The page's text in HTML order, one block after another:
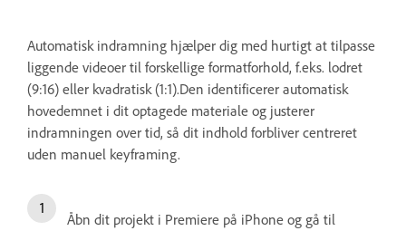
Automatisk indramning hjælper dig med hurtigt at tilpasse
liggende videoer til forskellige formatforhold, f.eks. lodret
(9:16) eller kvadratisk (1:1).Den identificerer automatisk
hovedemnet i dit optagede materiale og justerer
indramningen over tid, så dit indhold forbliver centreret
uden manuel keyframing.
Åbn dit projekt i Premiere på iPhone og gå til